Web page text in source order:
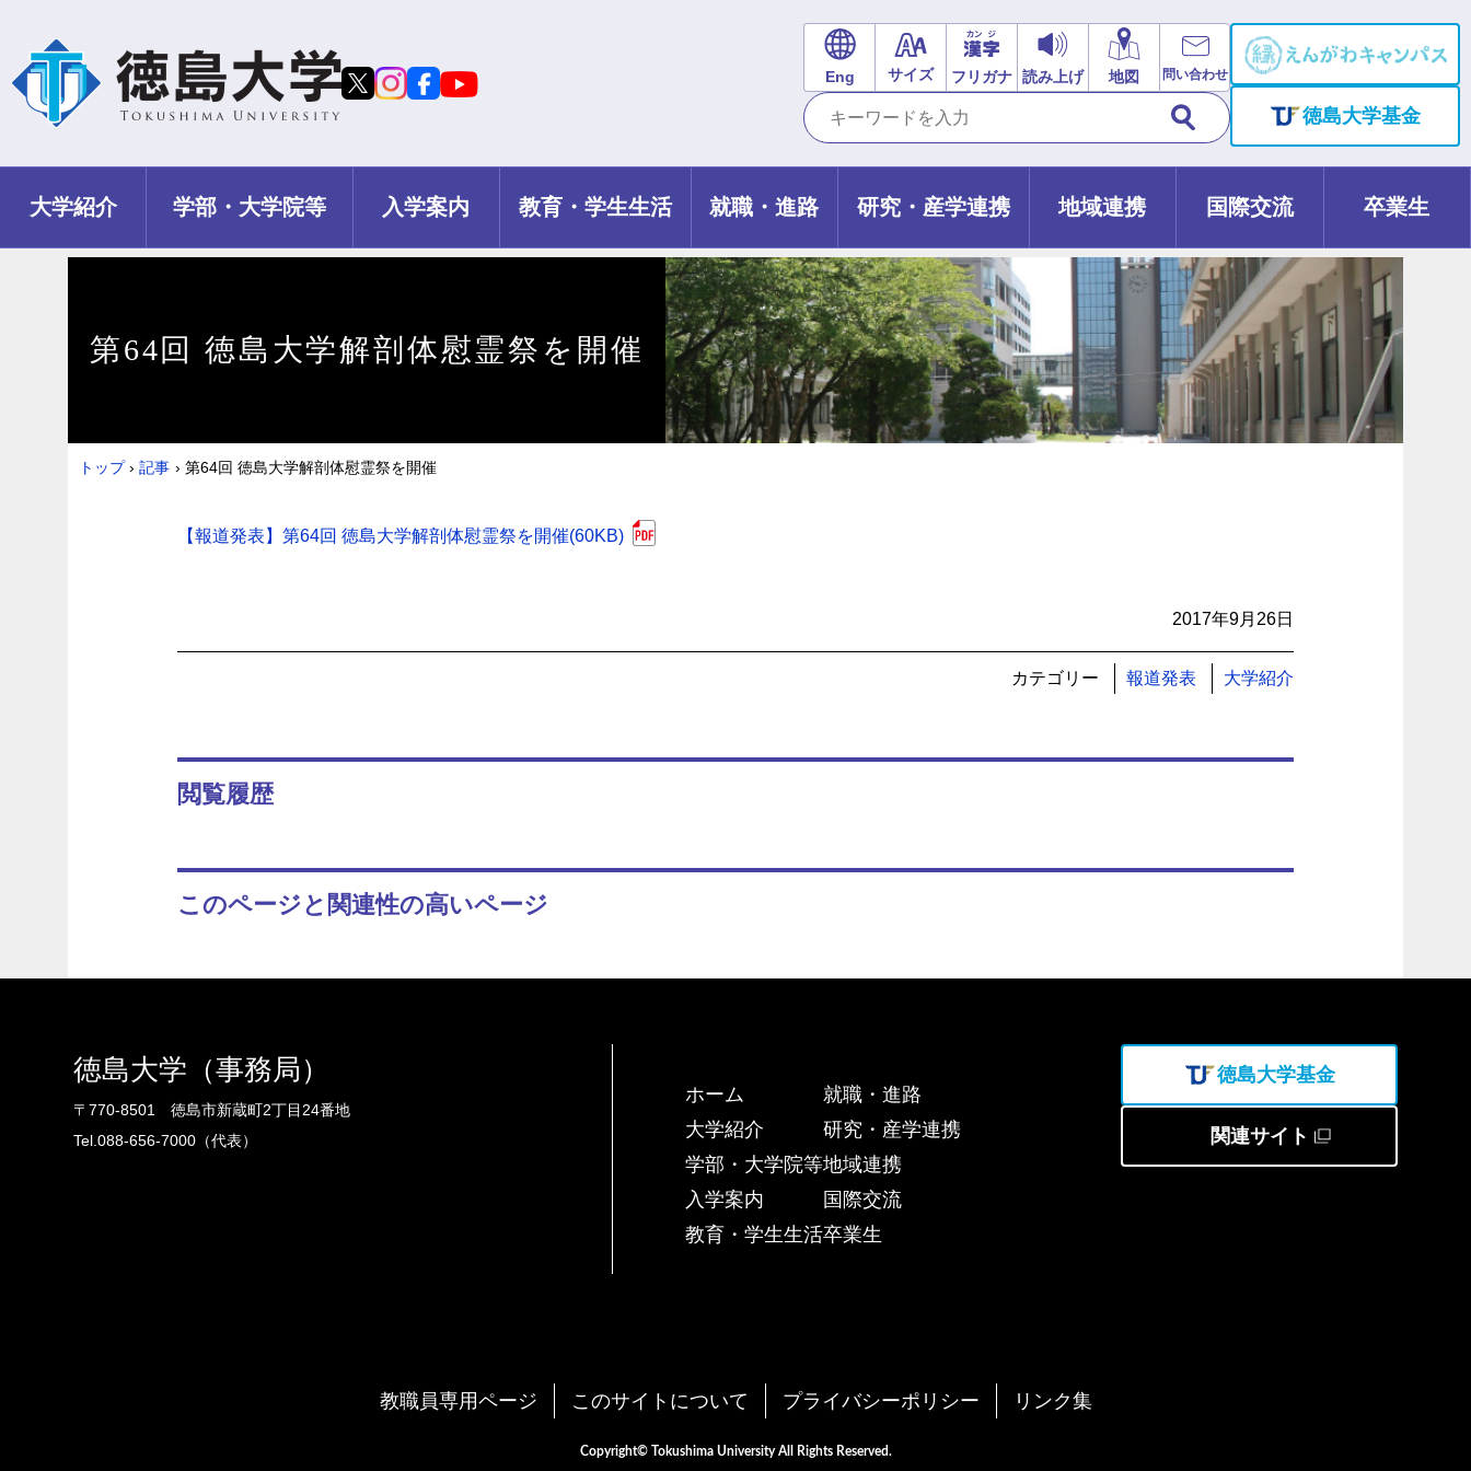
Eng サイズ フリガナ 読み上げ 地図 問い合わせ
徳島大学基金
大学紹介 学部・大学院等 入学案内 教育・学生生活 就職・進路 研究・産学連携 地域連携 国際交流 卒業生
第64回 徳島大学解剖体慰霊祭を開催
トップ › 記事 › 第64回 徳島大学解剖体慰霊祭を開催
【報道発表】第64回 徳島大学解剖体慰霊祭を開催(60KB)
2017年9月26日
カテゴリー 報道発表 大学紹介
閲覧履歴
このページと関連性の高いページ
徳島大学（事務局）
〒770-8501 徳島市新蔵町2丁目24番地
Tel.088-656-7000（代表）
ホーム
大学紹介
学部・大学院等
入学案内
教育・学生生活
就職・進路
研究・産学連携
地域連携
国際交流
卒業生
徳島大学基金
関連サイト
教職員専用ページ このサイトについて プライバシーポリシー リンク集
Copyright© Tokushima University All Rights Reserved.